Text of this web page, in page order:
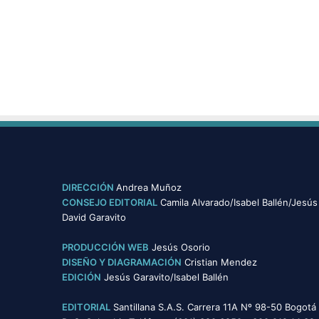
DIRECCIÓN Andrea Muñoz
CONSEJO EDITORIAL Camila Alvarado/Isabel Ballén/Jesús
David Garavito
PRODUCCIÓN WEB Jesús Osorio
DISEÑO Y DIAGRAMACIÓN Cristian Mendez
EDICIÓN Jesús Garavito/Isabel Ballén
EDITORIAL Santillana S.A.S. Carrera 11A Nº 98-50 Bogotá